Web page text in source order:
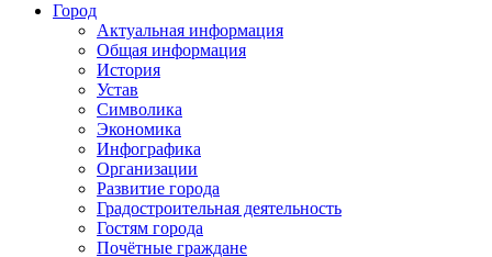
Город
Актуальная информация
Общая информация
История
Устав
Символика
Экономика
Инфографика
Организации
Развитие города
Градостроительная деятельность
Гостям города
Почётные граждане